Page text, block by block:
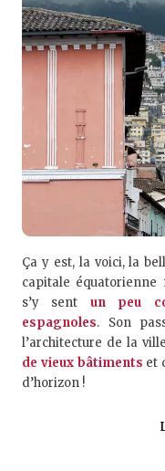
Ça y est, la voici, la
capitale
s’y sent un peu
espagnoles. Son
l’architecture de la
de vieux bâtiments et
d’horizon !